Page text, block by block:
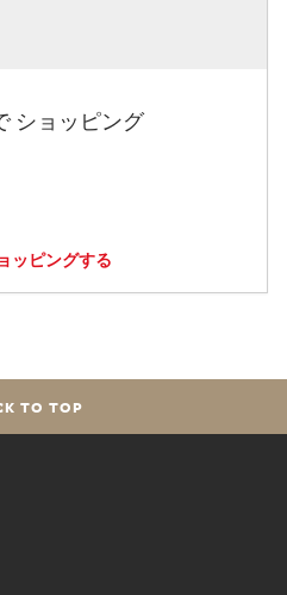
ショッピング
ッピングする
TO TOP